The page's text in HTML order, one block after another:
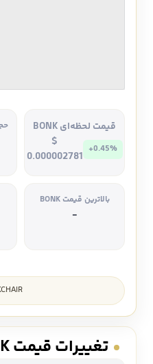
قیمت لحظه‌ای BONK
$
0.000002781 +0.45%
بالاترین قیمت BONK
-
تغییرات قیمت BONK